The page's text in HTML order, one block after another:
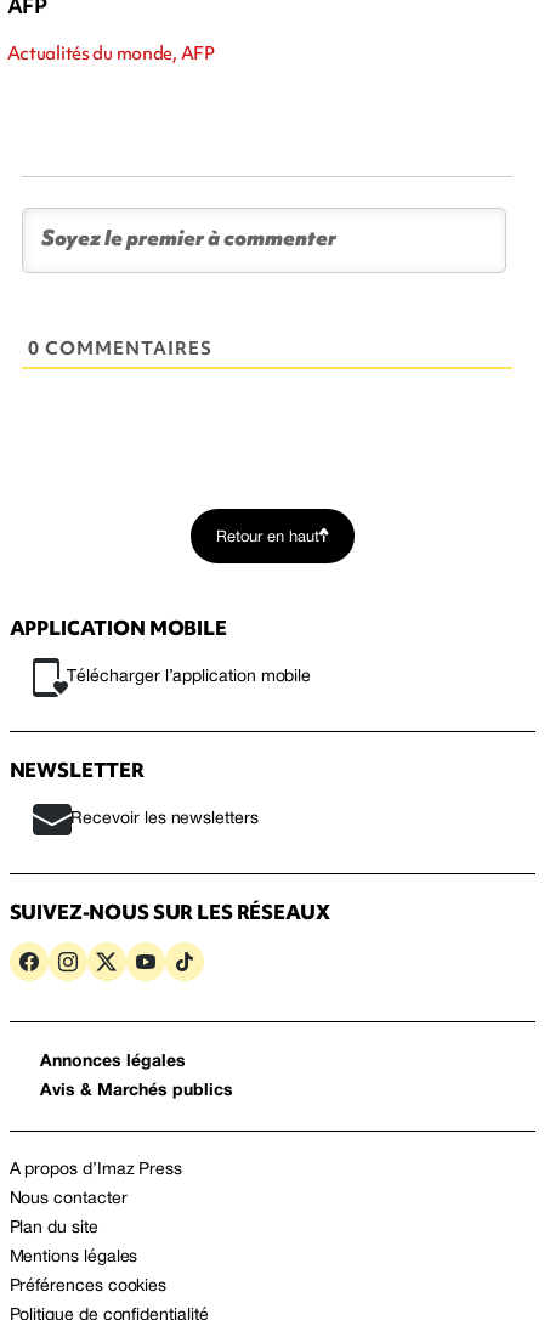
AFP
Actualités du monde, AFP
0 COMMENTAIRES
Retour en haut
APPLICATION MOBILE
Télécharger l’application mobile
NEWSLETTER
Recevoir les newsletters
SUIVEZ-NOUS SUR LES RÉSEAUX
Annonces légales
Avis & Marchés publics
A propos d’Imaz Press
Nous contacter
Plan du site
Mentions légales
Préférences cookies
Politique de confidentialité